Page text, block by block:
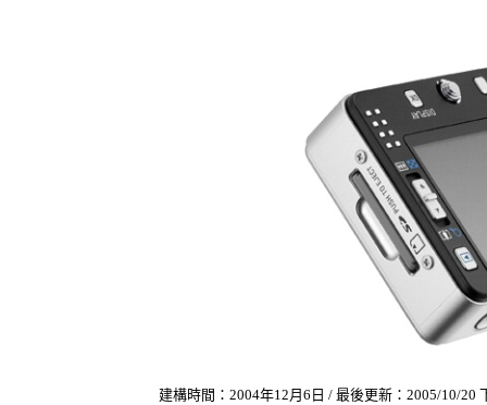
建構時間：2004年12月6日 / 最後更新：2005/10/